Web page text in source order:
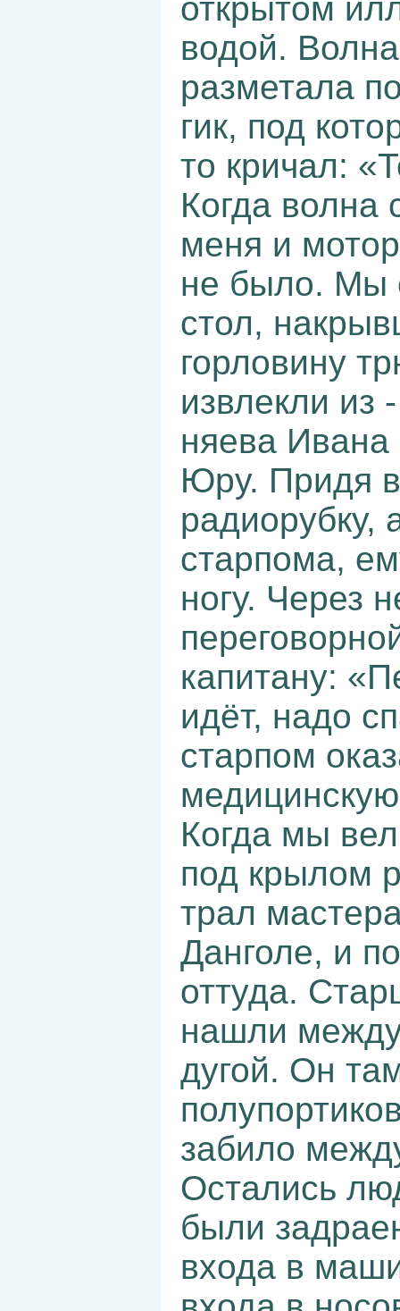
открытом
водой.
разметала
гик, под
то кричал:
Когда волна
меня и
не было. Мы
стол,
горловину
извлекли из
няева Ивана
Юру. Придя
старпома,
ногу. Через
капитану:
идёт, надо
старпом
Когда мы
под крылом
трал
Данголе, и
оттуда.
нашли
дугой. Он
забило
Остались
были
входа в